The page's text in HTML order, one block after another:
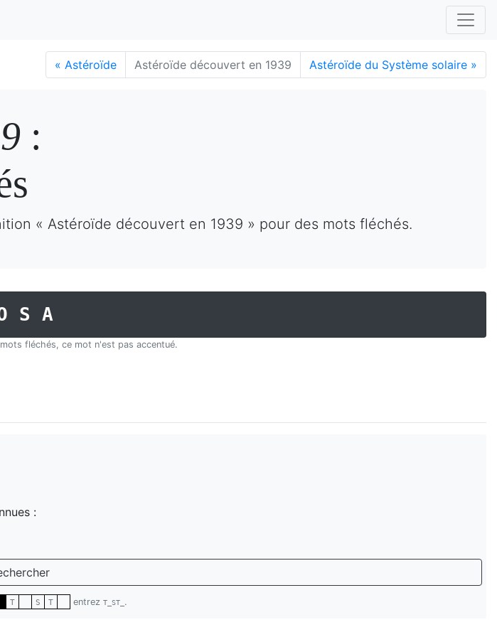
« Astéroïde Astéroïde découvert en 1939 Astéroïde du Système solaire »
:
« Astéroïde découvert en 1939 » pour des mots fléchés.
fléchés, ce mot n'est pas accentué.
:
T S T entrez T_ST_ .